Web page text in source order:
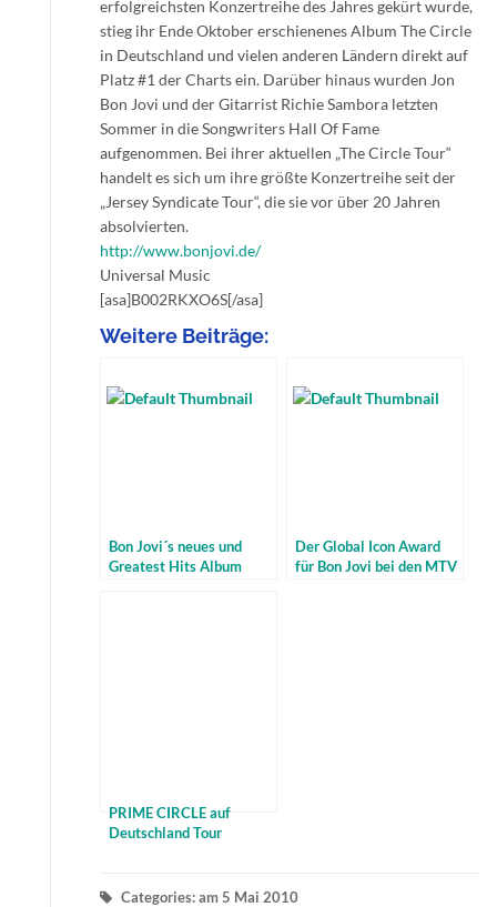
erfolgreichsten Konzertreihe des Jahres gekürt wurde,
stieg ihr Ende Oktober erschienenes Album The Circle
in Deutschland und vielen anderen Ländern direkt auf
Platz #1 der Charts ein. Darüber hinaus wurden Jon
Bon Jovi und der Gitarrist Richie Sambora letzten
Sommer in die Songwriters Hall Of Fame
aufgenommen. Bei ihrer aktuellen „The Circle Tour“
handelt es sich um ihre größte Konzertreihe seit der
„Jersey Syndicate Tour“, die sie vor über 20 Jahren
absolvierten.
http://www.bonjovi.de/
Universal Music
[asa]B002RKXO6S[/asa]
Weitere Beiträge:
Bon Jovi´s neues und
Greatest Hits Album
Der Global Icon Award
für Bon Jovi bei den MTV
PRIME CIRCLE auf
Deutschland Tour
Categories: am 5 Mai 2010